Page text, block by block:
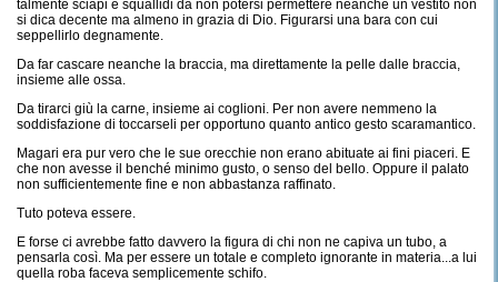
talmente sciapi e squallidi da non potersi permettere neanche un vestito non
si dica decente ma almeno in grazia di Dio. Figurarsi una bara con cui
seppellirlo degnamente.
Da far cascare neanche la braccia, ma direttamente la pelle dalle braccia,
insieme alle ossa.
Da tirarci giù la carne, insieme ai coglioni. Per non avere nemmeno la
soddisfazione di toccarseli per opportuno quanto antico gesto scaramantico.
Magari era pur vero che le sue orecchie non erano abituate ai fini piaceri. E
che non avesse il benché minimo gusto, o senso del bello. Oppure il palato
non sufficientemente fine e non abbastanza raffinato.
Tuto poteva essere.
E forse ci avrebbe fatto davvero la figura di chi non ne capiva un tubo, a
pensarla così. Ma per essere un totale e completo ignorante in materia...a lui
quella roba faceva semplicemente schifo.